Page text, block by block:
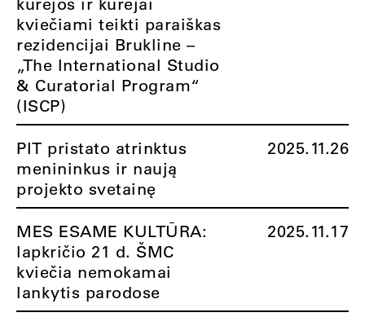
kviečiami teikti paraiškas
rezidencijai Brukline –
„The International Studio
& Curatorial Program“
(ISCP)
PIT pristato atrinktus
menininkus ir naują
projekto svetainę
2025.11.26
MES ESAME KULTŪRA:
lapkričio 21 d. ŠMC
kviečia nemokamai
lankytis parodose
2025.11.17